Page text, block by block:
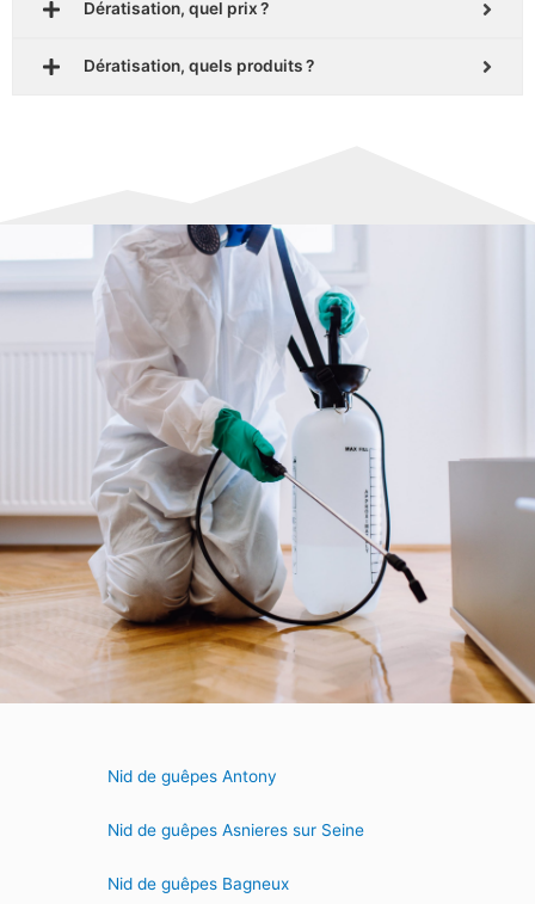
Dératisation, quel prix ?
Dératisation, quels produits ?
Nid de guêpes Antony
Nid de guêpes Asnieres sur Seine
Nid de guêpes Bagneux